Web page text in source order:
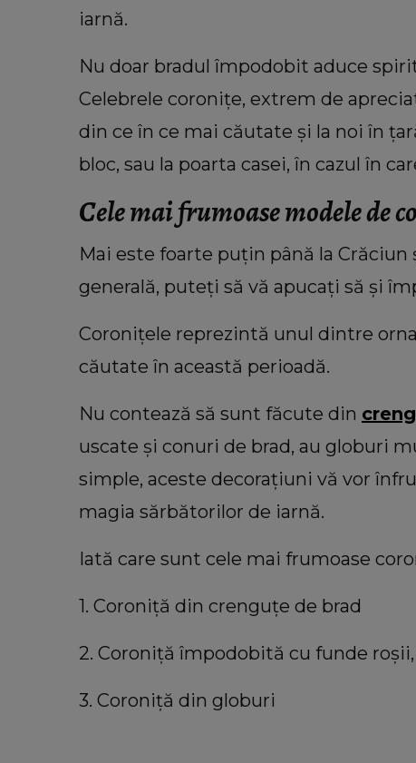
iarnă.
Nu doar bradul împodobit aduce
Celebrele coronițe, extrem de
din ce în ce mai căutate și la noi în
bloc, sau la poarta casei, în cazul în
Cele mai frumoase modele de
Mai este foarte puțin până la
generală, puteți să vă apucați să și
Coronițele reprezintă unul dintre
căutate în această perioadă.
Nu contează să sunt făcute din
uscate și conuri de brad, au globuri
simple, aceste decorațiuni vă vor
magia sărbătorilor de iarnă.
Iată care sunt cele mai frumoase
1. Coroniță din crenguțe de brad
2. Coroniță împodobită cu funde
3. Coroniță din globuri
Adrian Ropotan, șoc după șoc în
săptămână. După accidentul
neașteptată despre soția lui: